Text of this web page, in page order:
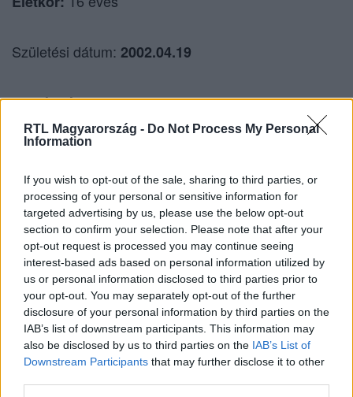
RTL Magyarország - Do Not Process My Personal
Information
If you wish to opt-out of the sale, sharing to third parties, or
processing of your personal or sensitive information for
targeted advertising by us, please use the below opt-out
section to confirm your selection. Please note that after your
opt-out request is processed you may continue seeing
interest-based ads based on personal information utilized by
us or personal information disclosed to third parties prior to
your opt-out. You may separately opt-out of the further
disclosure of your personal information by third parties on the
IAB’s list of downstream participants. This information may
also be disclosed by us to third parties on the IAB’s List of
Downstream Participants that may further disclose it to other
Születési dátum: ​2002.04.19
Családi állapot:​kapcsolatban
Hajszín:​barna
Szemszín:​zöldesbarna
Csillagjegy:​Kos
Magasság: ​ 180 cm
Hobbi:​filmkészítés, videóvágás